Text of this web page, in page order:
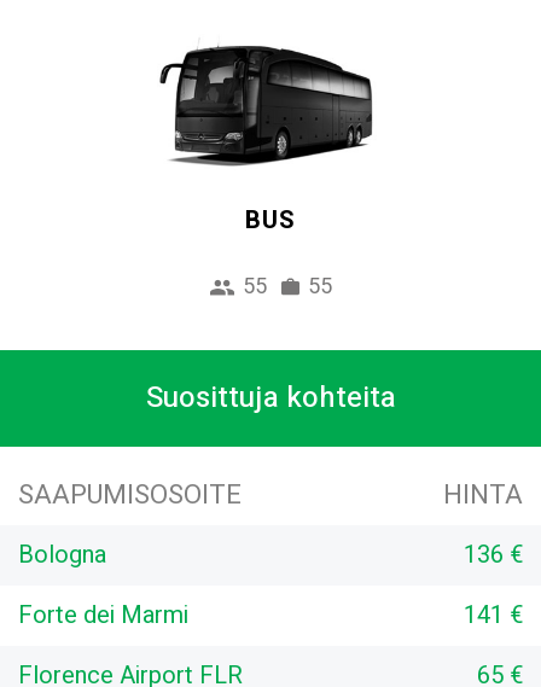
BUS
55 55
Suosittuja kohteita
SAAPUMISOSOITE HINTA
Bologna
136 €
Forte dei Marmi
141 €
Florence Airport FLR
65 €